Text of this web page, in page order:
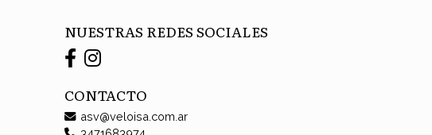
NUESTRAS REDES SOCIALES
CONTACTO
asv@veloisa.com.ar